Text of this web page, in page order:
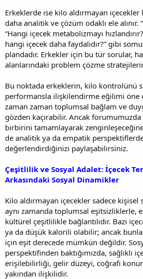
Erkeklerde ise kilo aldırmayan
daha analitik ve çözüm odaklı ele alınır.
“Hangi içecek metabolizmayı
hangi içecek daha faydalıdır?” gibi
plandadır. Erkekler için bu tür sorular,
alanlarındaki problem çözme
Bu noktada erkeklerin, kilo kontrolünü
performansla ilişkilendirme eğilimi öne
zaman zaman toplumsal bağlam ve
gözden kaçırabilir. Ancak forumumuzda
birbirini tamamlayarak
de analitik ya da empatik
değerlendirdiğinizi paylaşabilirsiniz.
Çeşitlilik ve Sosyal Adalet: İçecek
Arkasındaki Sosyal Dinamikler
Kilo aldırmayan içecekler sadece kişisel
aynı zamanda toplumsal eşitsizliklerle,
kültürel çeşitlilikle bağlantılıdır. Bazı
ya da düşük kalorili olabilir; ancak
için eşit derecede mümkün değildir.
perspektifinden baktığımızda, sağlıklı
erişilebilirliği, gelir düzeyi, coğrafi
yakından ilişkilidir.